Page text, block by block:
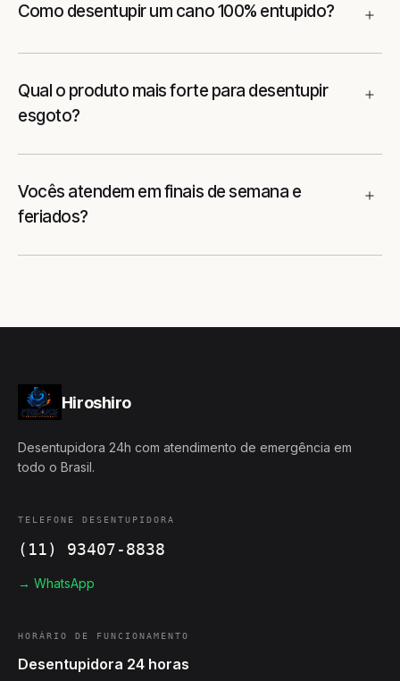
Como desentupir um cano 100% entupido?
Qual o produto mais forte para desentupir
esgoto?
Vocês atendem em finais de semana e
feriados?
Hiroshiro
Desentupidora 24h com atendimento de emergência em
todo o Brasil.
TELEFONE DESENTUPIDORA
(11) 93407-8838
→ WhatsApp
HORÁRIO DE FUNCIONAMENTO
Desentupidora 24 horas